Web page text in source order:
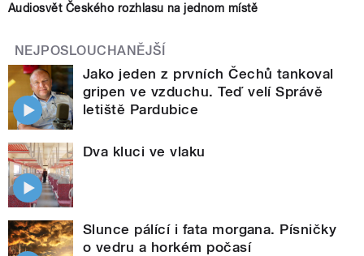
Audiosvět Českého rozhlasu na jednom místě
NEJPOSLOUCHANĚJŠÍ
Jako jeden z prvních Čechů tankoval
gripen ve vzduchu. Teď velí Správě
letiště Pardubice
Dva kluci ve vlaku
Slunce pálící i fata morgana. Písničky
o vedru a horkém počasí